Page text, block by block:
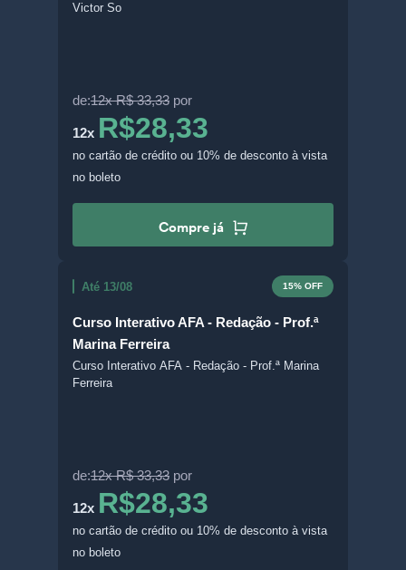
Victor So
de:12x R$ 33,33 por
12x R$28,33
no cartão de crédito ou 10% de desconto à vista
no boleto
Compre já
Até 13/08 15% OFF
Curso Interativo AFA - Redação - Prof.ª
Marina Ferreira
Curso Interativo AFA - Redação - Prof.ª Marina
Ferreira
de:12x R$ 33,33 por
12x R$28,33
no cartão de crédito ou 10% de desconto à vista
no boleto